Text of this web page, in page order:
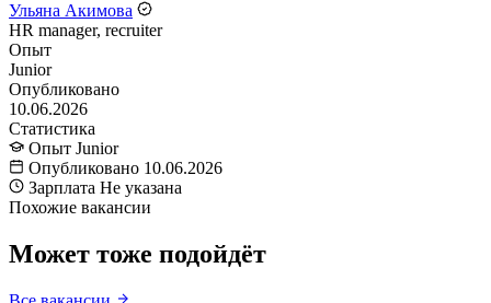
Ульяна Акимова
HR manager, recruiter
Опыт
Junior
Опубликовано
10.06.2026
Статистика
Опыт Junior
Опубликовано 10.06.2026
Зарплата Не указана
Похожие вакансии
Может тоже подойдёт